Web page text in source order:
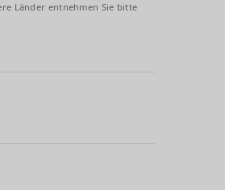
Länder entnehmen Sie bitte